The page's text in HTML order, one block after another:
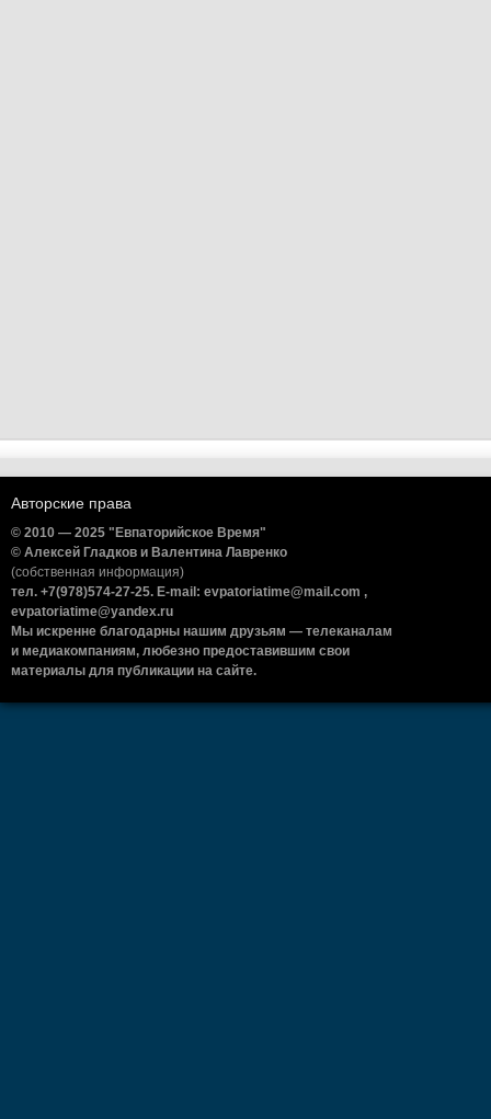
Авторские права
© 2010 — 2025 "Евпаторийское Время"
© Алексей Гладков и Валентина Лавренко
(собственная информация)
тел. +7(978)574-27-25. E-mail: evpatoriatime@mail.com ,
evpatoriatime@yandex.ru
Мы искренне благодарны нашим друзьям — телеканалам
и медиакомпаниям, любезно предоставившим свои
материалы для публикации на сайте.